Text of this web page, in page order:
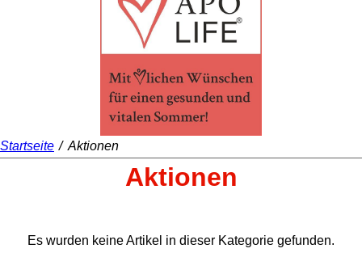
Startseite / Aktionen
Aktionen
Es wurden keine Artikel in dieser Kategorie gefunden.